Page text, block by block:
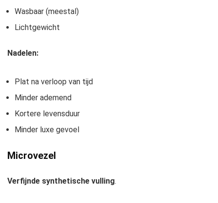
Wasbaar (meestal)
Lichtgewicht
Nadelen:
Plat na verloop van tijd
Minder ademend
Kortere levensduur
Minder luxe gevoel
Microvezel
Verfijnde synthetische vulling.